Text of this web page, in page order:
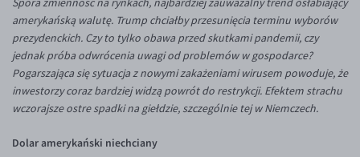
Inne pary walutowe
AUD/PLN
BGN/PLN
CAD/PLN
CNY/PLN
HKD/PLN
Aplikacja mobilna
Bezpieczeństwo
Pomoc
Pomoc
FAQ
Konto i opłaty
Poradnik
KONTAKT
Kontakt
Dla mediów
PL
Spora zmienność na rynkach, najbardziej zauważalny trend osłabiający
amerykańską walutę. Trump chciałby przesunięcia terminu wyborów
prezydenckich. Czy to tylko obawa przed skutkami pandemii, czy
jednak próba odwrócenia uwagi od problemów w gospodarce?
Pogarszająca się sytuacja z nowymi zakażeniami wirusem powoduje, że
inwestorzy coraz bardziej widzą powrót do restrykcji. Efektem strachu
wczorajsze ostre spadki na giełdzie, szczególnie tej w Niemczech.
Dolar amerykański niechciany